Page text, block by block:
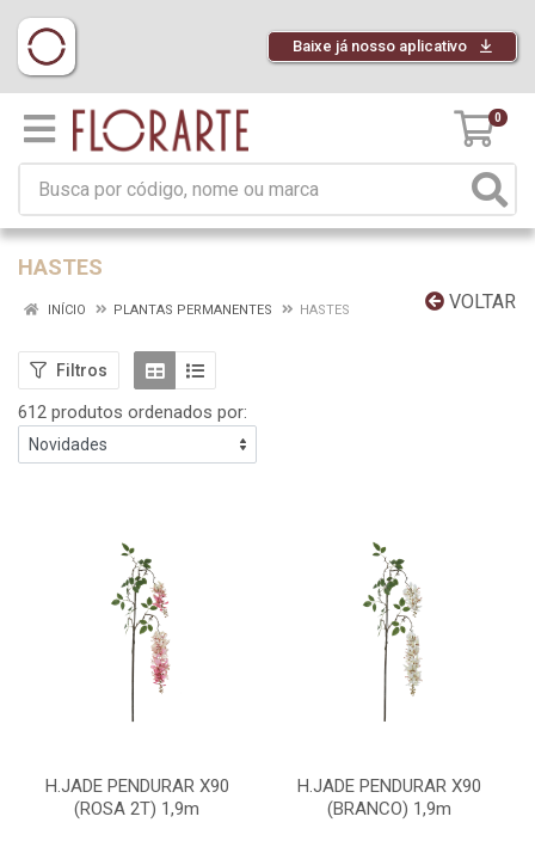
Baixe já nosso aplicativo
0
HASTES
VOLTAR
INÍCIO PLANTAS PERMANENTES HASTES
Filtros
612 produtos ordenados por:
H.JADE PENDURAR X90
(ROSA 2T) 1,9m
H.JADE PENDURAR X90
(BRANCO) 1,9m